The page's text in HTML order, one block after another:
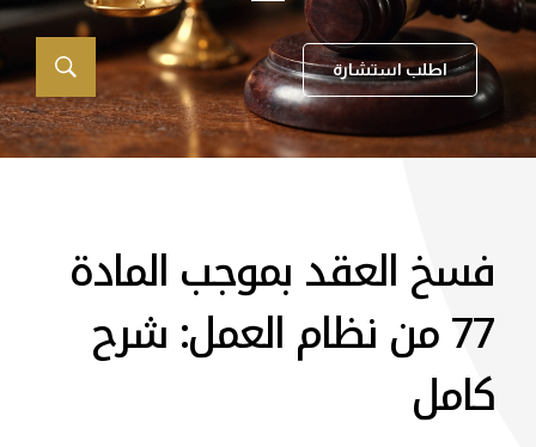
اطلب استشارة
فسخ العقد بموجب المادة
77 من نظام العمل: شرح
كامل